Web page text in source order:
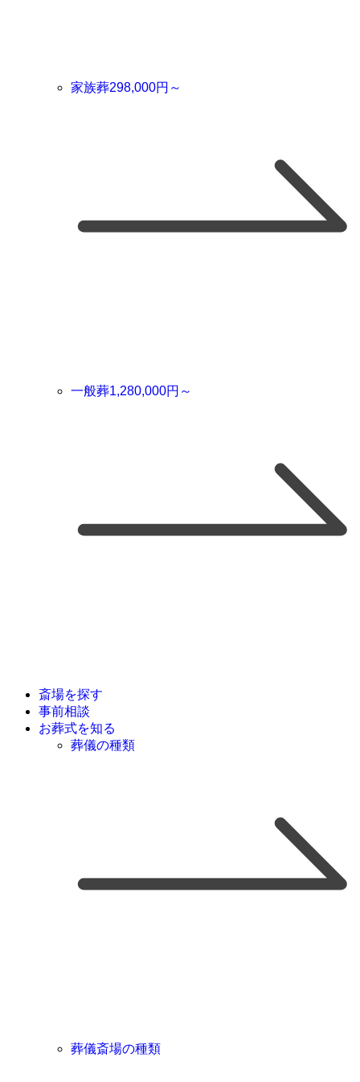
家族葬298,000円～
一般葬1,280,000円～
斎場を探す
事前相談
お葬式を知る
葬儀の種類
葬儀斎場の種類